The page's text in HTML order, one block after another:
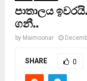
පාතාලය
ගනී..
by Maimoonar
SHARE 0